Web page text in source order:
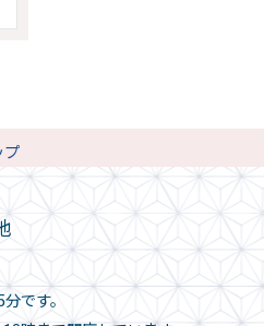
プ
です。